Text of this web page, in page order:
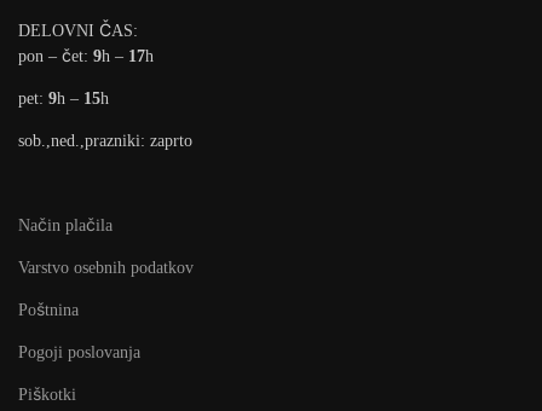
DELOVNI ČAS:
pon – čet: 9h – 17h
pet: 9h – 15h
sob.,ned.,prazniki: zaprto
Način plačila
Varstvo osebnih podatkov
Poštnina
Pogoji poslovanja
Piškotki